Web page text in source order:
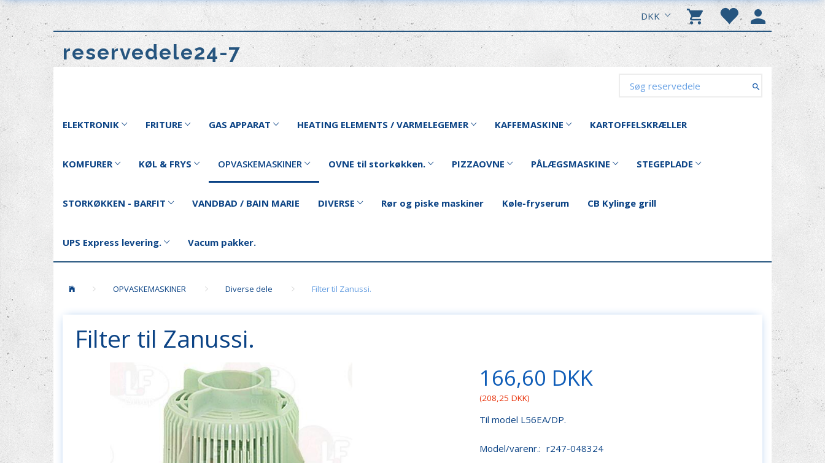
DKK
reservedele24-7
ELEKTRONIK FRITURE GAS APPARAT HEATING ELEMENTS / VARMELEGEMER KAFFEMASKINE KARTOFFELSKRÆLLER
KOMFURER KØL & FRYS OPVASKEMASKINER OVNE til storkøkken. PIZZAOVNE PÅLÆGSMASKINE STEGEPLADE
STORKØKKEN - BARFIT VANDBAD / BAIN MARIE DIVERSE Rør og piske maskiner Køle-fryserum CB Kylinge grill
UPS Express levering. Vacum pakker.
OPVASKEMASKINER Diverse dele Filter til Zanussi.
Filter til Zanussi.
166,60 DKK
(208,25 DKK)
Til model L56EA/DP.
Model/varenr.: r247-048324